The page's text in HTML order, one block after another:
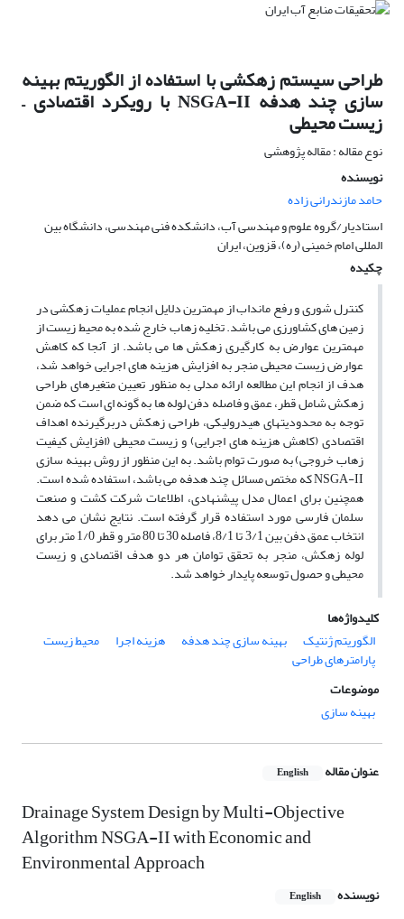
طراحی سیستم زهکشی با استفاده از الگوریتم بهینه
سازی چند هدفه NSGA-II با رویکرد اقتصادی –
زیست محیطی
نوع مقاله : مقاله پژوهشی
نویسنده
حامد مازندرانی زاده
استادیار/گروه علوم و مهندسی آب، دانشکده فنی مهندسی، دانشگاه بین
المللی امام خمینی (ره)، قزوین، ایران
چکیده
کنترل شوری و رفع مانداب از مهمترین دلایل انجام عملیات زهکشی در
زمین های کشاورزی می باشد. تخلیه زهاب خارج شده به محیط زیست از
مهمترین عوارض به کارگیری زهکش ها می باشد. از آنجا که کاهش
عوارض زیست محیطی منجر به افزایش هزینه های اجرایی خواهد شد،
هدف از انجام این مطالعه ارائه مدلی به منظور تعیین متغیرهای طراحی
زهکش شامل قطر، عمق و فاصله دفن لوله ها به گونه ای است که ضمن
توجه به محدودیتهای هیدرولیکی، طراحی زهکش دربرگیرنده اهداف
اقتصادی (کاهش هزینه های اجرایی) و زیست محیطی (افزایش کیفیت
زهاب خروجی) به صورت توام باشد. به این منظور از روش بهینه سازی
NSGA-II که مختص مسائل چند هدفه می باشد، استفاده شده است.
همچنین برای اعمال مدل پیشنهادی، اطلاعات شرکت کشت و صنعت
سلمان فارسی مورد استفاده قرار گرفته است. نتایج نشان می دهد
انتخاب عمق دفن بین 3/1 تا 8/1، فاصله 30 تا 80 متر و قطر 1/0 متر برای
لوله زهکش، منجر به تحقق توامان هر دو هدف اقتصادی و زیست
محیطی و حصول توسعه پایدار خواهد شد.
کلیدواژه‌ها
الگوریتم ژنتیک
بهینه سازی چند هدفه هزینه اجرا محیط زیست
پارامترهای طراحی
موضوعات
بهینه سازی
عنوان مقاله English
Drainage System Design by Multi-Objective
Algorithm NSGA-II with Economic and
Environmental Approach
نویسنده English